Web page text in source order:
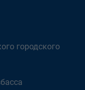
городского